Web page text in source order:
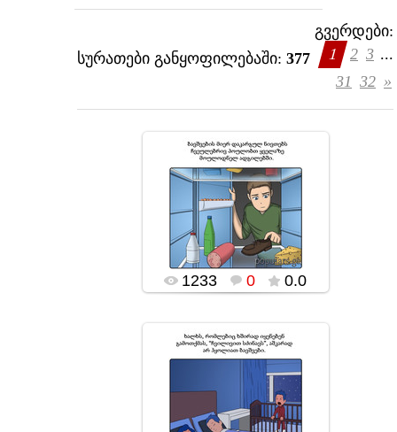
სურათები განყოფილებაში: 377
გვერდები:
1
2 3 ...
31 32 »
18.11.2016
popularsge
1233 0 0.0
18.11.2016
popularsge